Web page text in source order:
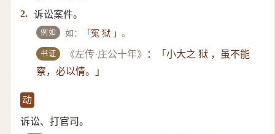
2. 诉讼案件。
例如 如： 「冤 狱 」。
书证 《左传·庄公十年》 ：
「小大之 狱 ，虽不能
察，必以情。」
动
诉讼、打官司。